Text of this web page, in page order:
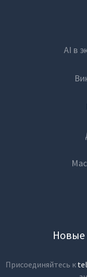
AI в
Новые
Присоединяйтесь к